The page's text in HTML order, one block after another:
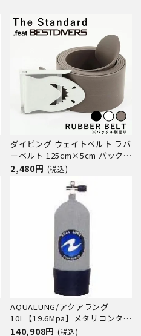
ダイビング ウェイトベルト ラバ
ーベルト 125cm×5cm バックル
別売 the standard .feat BEST
DIVERS ベストダイバーズ ゴム
製 スキンダイビング スピアフィ
2,480円 (税込)
AQUALUNG/アクアラング
10L【19.6Mpa】メタリコンタン
ク【K2バルブ付】
140,908円 (税込)